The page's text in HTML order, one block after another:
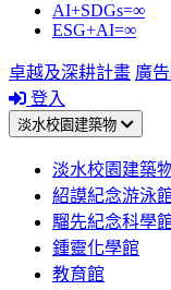
AI+SDGs=∞
ESG+AI=∞
卓越及深耕計畫 廣
登入
淡水校園建築物
淡水校園建築
紹謨紀念游泳
騮先紀念科學
鍾靈化學館
教育館